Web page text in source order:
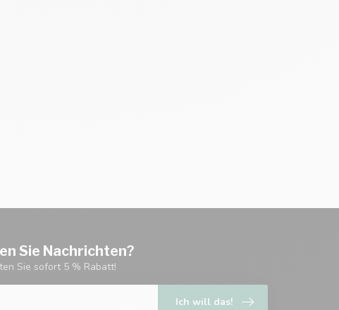
Sie Nachrichten?
Sie sofort 5 % Rabatt!
Ich will das!